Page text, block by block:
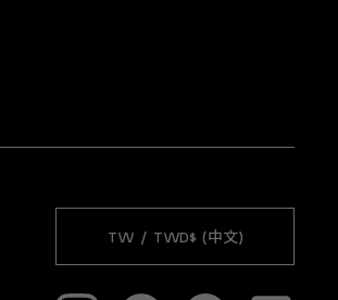
TW / TWD$ (中文)